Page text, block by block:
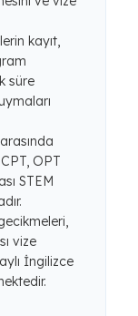
kayıt,
süre
OPT
STEM
vize
İngilizce